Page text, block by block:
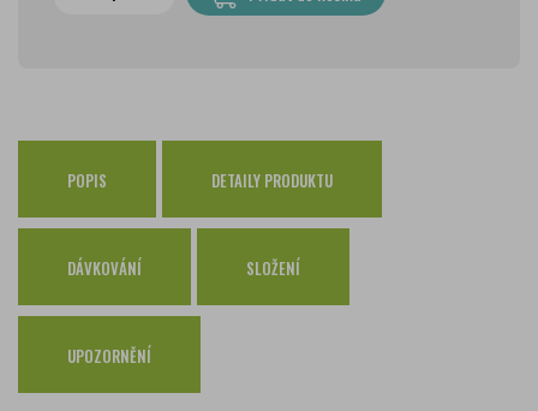
79 Kč
Osobní odběr Pražákova
zdarma
Osobní odběr Kounicova
Česká pošta
zdarma
PPL
GLS
zdarma
POPIS DETAILY PRODUKTU
DÁVKOVÁNÍ SLOŽENÍ
UPOZORNĚNÍ